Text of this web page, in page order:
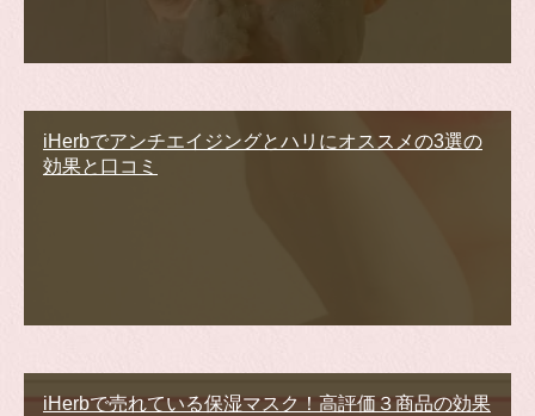
iHerbでアンチエイジングとハリにオススメの3選の
効果と口コミ
iHerbで売れている保湿マスク！高評価３商品の効果